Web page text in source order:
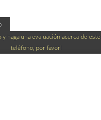
y haga una evaluación acerca de
teléfono, por favor!